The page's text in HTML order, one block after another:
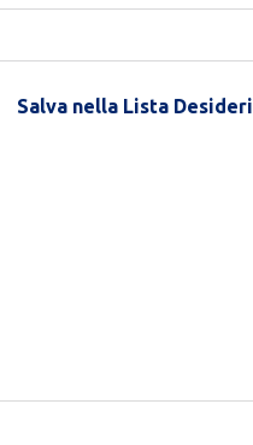
Salva nella Lista Desideri